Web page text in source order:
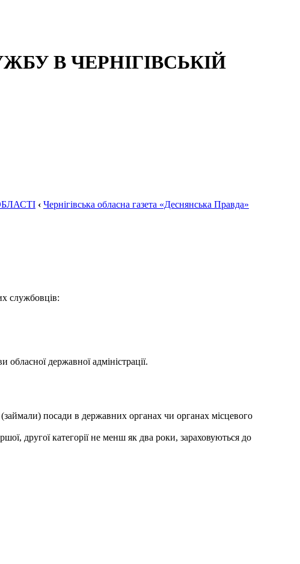
В ЧЕРНІГІВСЬКІЙ
‹ Чернігівська обласна газета «Деснянська Правда»
службовців:
державної адміністрації.
посади в державних органах чи органах місцевого
другої категорії не менш як два роки, зараховуються до